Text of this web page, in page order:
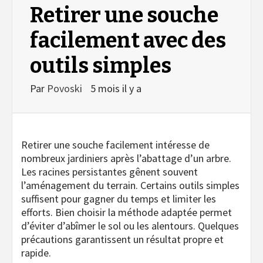
Retirer une souche
facilement avec des
outils simples
Par Povoski 5 mois il y a
Retirer une souche facilement intéresse de
nombreux jardiniers après l’abattage d’un arbre.
Les racines persistantes gênent souvent
l’aménagement du terrain. Certains outils simples
suffisent pour gagner du temps et limiter les
efforts. Bien choisir la méthode adaptée permet
d’éviter d’abîmer le sol ou les alentours. Quelques
précautions garantissent un résultat propre et
rapide.